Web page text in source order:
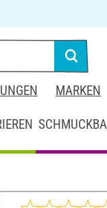
MARKEN